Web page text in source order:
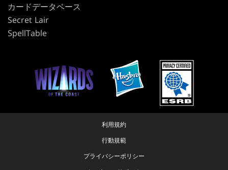
カードデータベース
Secret Lair
SpellTable
利用規約
行動規範
プライバシーポリシー